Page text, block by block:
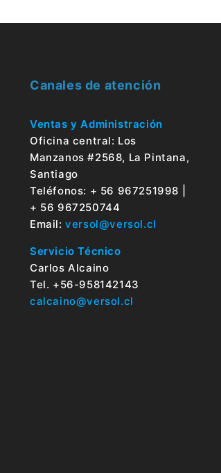
Canales de atención
Ventas y Administración
Oficina central: Los
Manzanos #2568, La Pintana,
Santiago
Teléfonos: + 56 967251998 |
+ 56 967250744
Email:versol@versol.cl
Servicio Técnico
Carlos Alcaino
Tel. +56-958142143
calcaino@versol.cl